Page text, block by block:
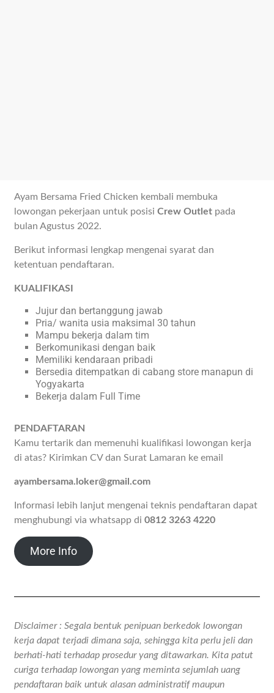
Ayam Bersama Fried Chicken kembali membuka
lowongan pekerjaan untuk posisiCrew Outlet pada
bulan Agustus 2022.
Berikut informasi lengkap mengenai syarat dan
ketentuan pendaftaran.
KUALIFIKASI
Jujur dan bertanggung jawab
Pria/ wanita usia maksimal 30 tahun
Mampu bekerja dalam tim
Berkomunikasi dengan baik
Memiliki kendaraan pribadi
Bersedia ditempatkan di cabang store manapun di
Yogyakarta
Bekerja dalam Full Time
PENDAFTARAN
Kamu tertarik dan memenuhi kualifikasi lowongan kerja
di atas? Kirimkan CV dan Surat Lamaran ke email
ayambersama.loker@gmail.com
Informasi lebih lanjut mengenai teknis pendaftaran dapat
menghubungi via whatsapp di0812 3263 4220
More Info
Disclaimer : Segala bentuk penipuan berkedok lowongan
kerja dapat terjadi dimana saja, sehingga kita perlu jeli dan
berhati-hati terhadap prosedur yang ditawarkan. Kita patut
curiga terhadap lowongan yang meminta sejumlah uang
pendaftaran baik untuk alasan administratif maupun